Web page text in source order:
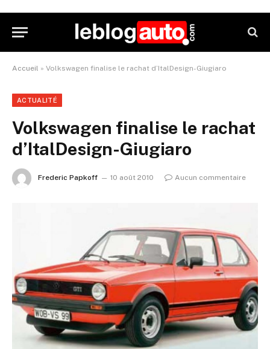
Accueil » Volkswagen finalise le rachat d’ItalDesign-Giugiaro
ACTUALITÉ
Volkswagen finalise le rachat
d’ItalDesign-Giugiaro
Frederic Papkoff 10 août 2010 Aucun commentaire